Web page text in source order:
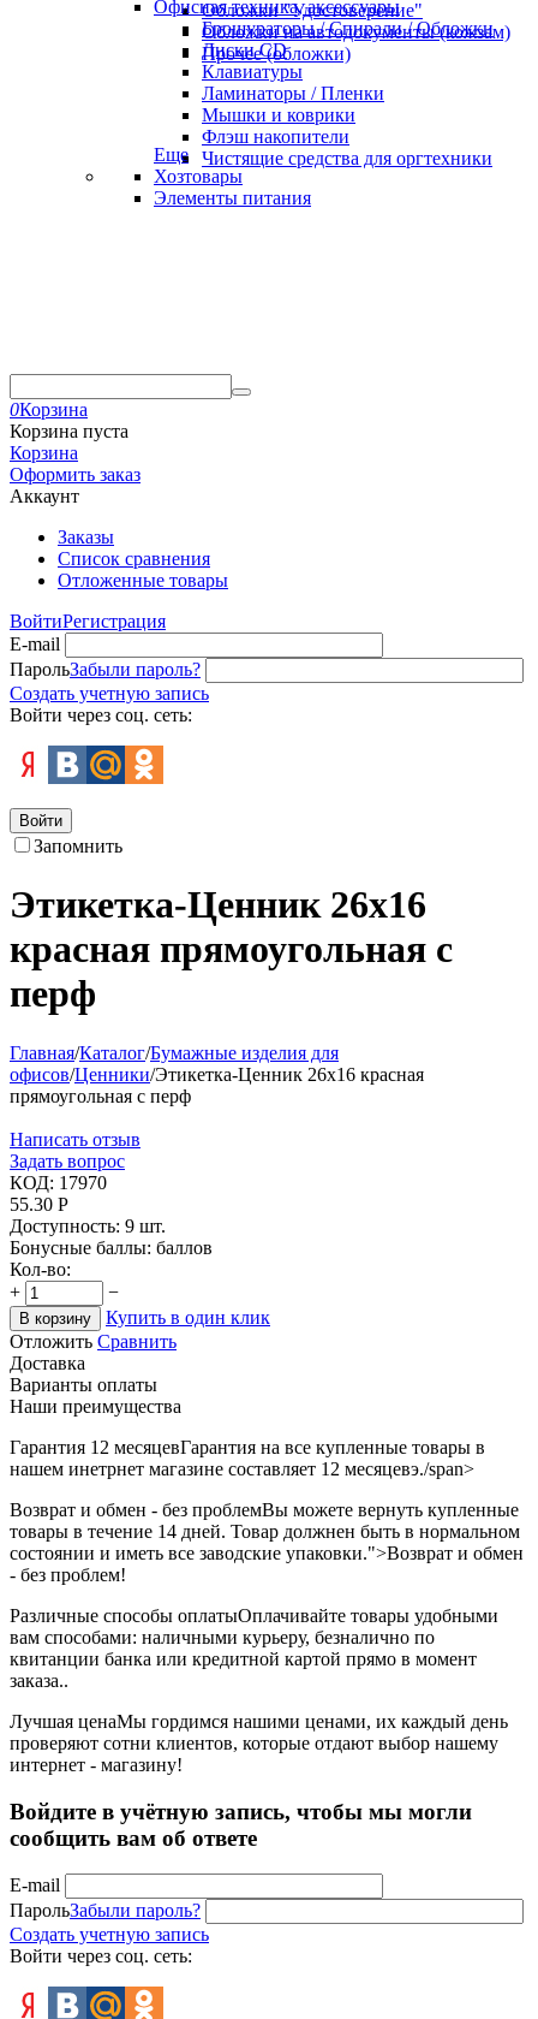
Обложки "Удостоверение"
Обложки на автодокументы (кожзам)
Прочее (обложки)
Офисная техника, аксессуары
Брошураторы / Спирали / Обложки
Диски CD
Клавиатуры
Ламинаторы / Пленки
Мышки и коврики
Флэш накопители
Чистящие средства для оргтехники
Еще
Хозтовары
Элементы питания
0Корзина
Корзина пуста
Корзина
Оформить заказ
Аккаунт
Заказы
Список сравнения
Отложенные товары
ВойтиРегистрация
E-mail
ПарольЗабыли пароль?
Создать учетную запись
Войти через соц. сеть:
Войти
Запомнить
Этикетка-Ценник 26х16
красная прямоугольная с
перф
Главная/Каталог/Бумажные изделия для
офисов/Ценники/Этикетка-Ценник 26х16 красная
прямоугольная с перф
Написать отзыв
Задать вопрос
КОД: 17970
55.30 Р
Доступность: 9 шт.
Бонусные баллы: баллов
Кол-во:
+
−
В корзину
Купить в один клик
Отложить Сравнить
Доставка
Варианты оплаты
Наши преимущества
Гарантия 12 месяцевГарантия на все купленные товары в
нашем инетрнет магазине составляет 12 месяцевэ./span>
Возврат и обмен - без проблемВы можете вернуть купленные
товары в течение 14 дней. Товар должнен быть в нормальном
состоянии и иметь все заводские упаковки.">Возврат и обмен
- без проблем!
Различные способы оплатыОплачивайте товары удобными
вам способами: наличными курьеру, безналично по
квитанции банка или кредитной картой прямо в момент
заказа..
Лучшая ценаМы гордимся нашими ценами, их каждый день
проверяют сотни клиентов, которые отдают выбор нашему
интернет - магазину!
Войдите в учётную запись, чтобы мы могли
сообщить вам об ответе
E-mail
ПарольЗабыли пароль?
Создать учетную запись
Войти через соц. сеть: